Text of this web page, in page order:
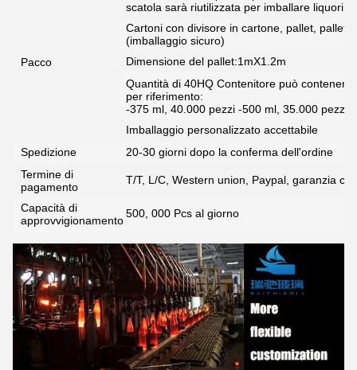
Pacco
scatola sarà riutilizzata per imballare liquori
Cartoni con divisore in cartone, pallet,
(imballaggio sicuro)
Dimensione del pallet:1mX1.2m
Quantità di 40HQ Contenitore può
per riferimento:
-375 ml, 40.000 pezzi -500 ml, 35.000 pezzi
Imballaggio personalizzato accettabile
Spedizione
20-30 giorni dopo la conferma dell'ordine
Termine di
pagamento
T/T, L/C, Western union, Paypal, garanzia
Capacità di
approvvigionamento
500, 000 Pcs al giorno